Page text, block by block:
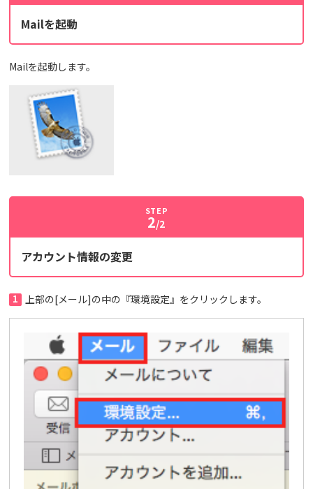
Mailを起動
Mailを起動します。
STEP
2/2
アカウント情報の変更
1 上部の[メール]の中の『環境設定』をクリックします。